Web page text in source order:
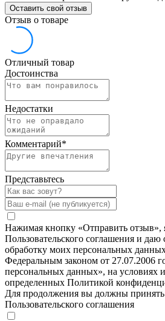
Оставить свой отзыв
Отзыв о товаре
Отличный товар
Достоинства
Недостатки
Комментарий*
Представьтесь
Нажимая кнопку «Отправить
Пользовательского соглашения и даю
обработку моих персональных
Федеральным законом от 27.07.2006
персональных данных», на условиях
определенных Политикой
Для продолжения вы должны принять
Пользовательского соглашения